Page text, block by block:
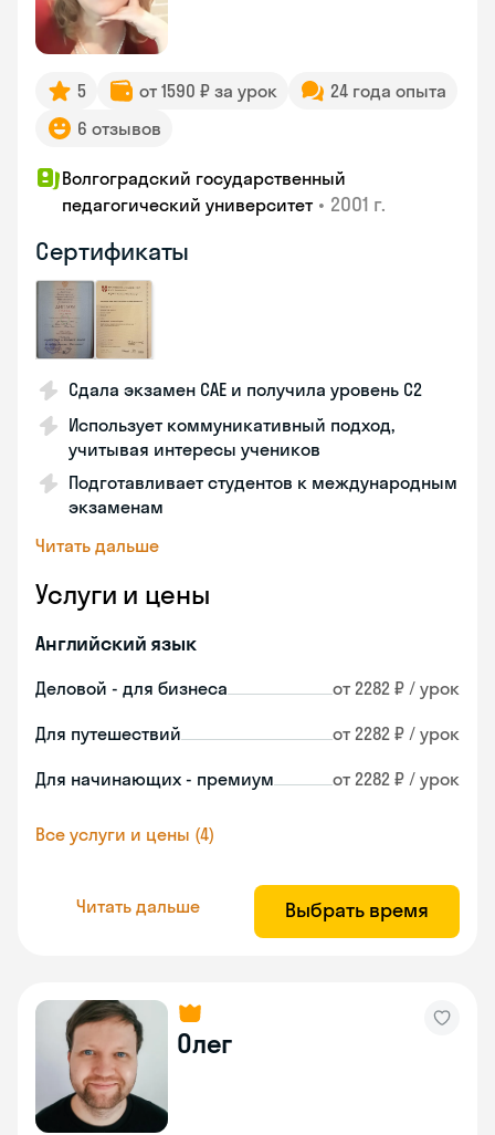
5 от 1590 ₽ за урок
24 года опыта
6 отзывов
Волгоградский государственный
педагогический университет • 2001 г.
Сертификаты
Сдала экзамен CAE и получила уровень С2
Использует коммуникативный подход,
учитывая интересы учеников
Подготавливает студентов к международным
экзаменам
Читать дальше
Услуги и цены
Английский язык
Деловой - для бизнеса от 2282 ₽ / урок
Для путешествий от 2282 ₽ / урок
Для начинающих - премиум от 2282 ₽ / урок
Все услуги и цены (4)
Читать дальше Выбрать время
Олег